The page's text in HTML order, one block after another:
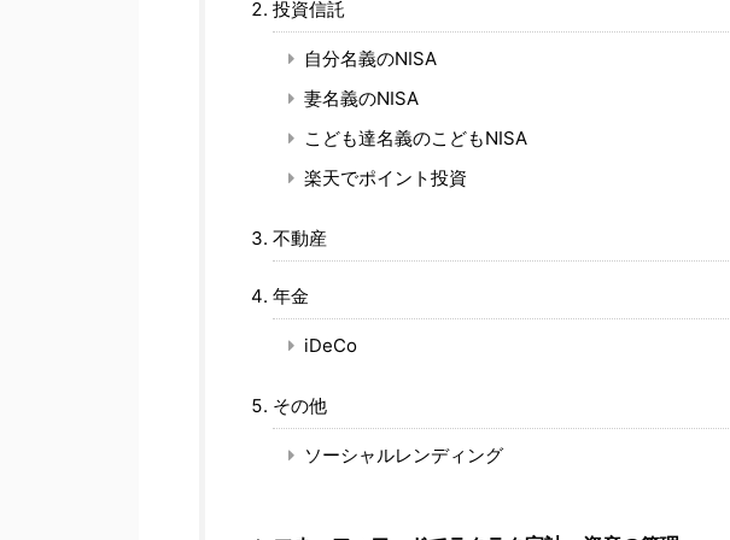
投資信託
自分名義のNISA
妻名義のNISA
こども達名義のこどもNISA
楽天でポイント投資
不動産
年金
iDeCo
その他
ソーシャルレンディング